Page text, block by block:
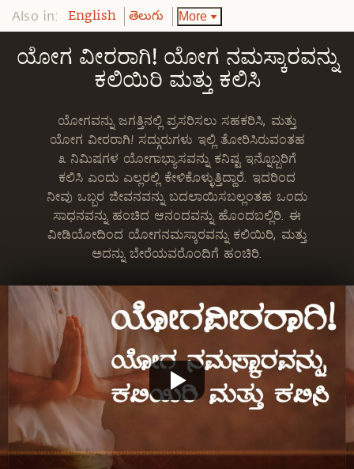
Also in: English తెలుగు More
ಯೋಗ ವೀರರಾಗಿ! ಯೋಗ ನಮಸ್ಕಾರವನ್ನು
ಕಲಿಯಿರಿ ಮತ್ತು ಕಲಿಸಿ
ಯೋಗವನ್ನು ಜಗತ್ತಿನಲ್ಲಿ ಪ್ರಸರಿಸಲು ಸಹಕರಿಸಿ, ಮತ್ತು
ಯೋಗ ವೀರರಾಗಿ! ಸದ್ಗುರುಗಳು ಇಲ್ಲಿ ತೋರಿಸಿರುವಂತಹ
೩ ನಿಮಿಷಗಳ ಯೋಗಾಭ್ಯಾಸವನ್ನು ಕನಿಷ್ಟ ಇನ್ನೊಬ್ಬರಿಗೆ
ಕಲಿಸಿ ಎಂದು ಎಲ್ಲರಲ್ಲಿ ಕೇಳಿಕೊಳ್ಳುತ್ತಿದ್ದಾರೆ. ಇದರಿಂದ
ನೀವು ಒಬ್ಬರ ಜೀವನವನ್ನು ಬದಲಾಯಿಸಬಲ್ಲಂತಹ ಒಂದು
ಸಾಧನವನ್ನು ಹಂಚಿದ ಆನಂದವನ್ನು ಹೊಂದಬಲ್ಲಿರಿ. ಈ
ವೀಡಿಯೋದಿಂದ ಯೋಗನಮಸ್ಕಾರವನ್ನು ಕಲಿಯಿರಿ, ಮತ್ತು
ಅದನ್ನು ಬೇರೆಯವರೊಂದಿಗೆ ಹಂಚಿರಿ.